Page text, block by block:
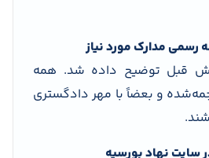
رسمی مدارک مورد نیاز
قبل توضیح داده شد. همه
و بعضاً با مهر دادگستری
سایت نهاد بورسیه